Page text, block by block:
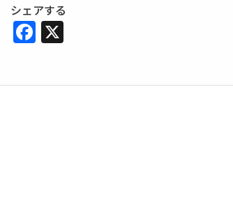
シェアする
Facebook
X